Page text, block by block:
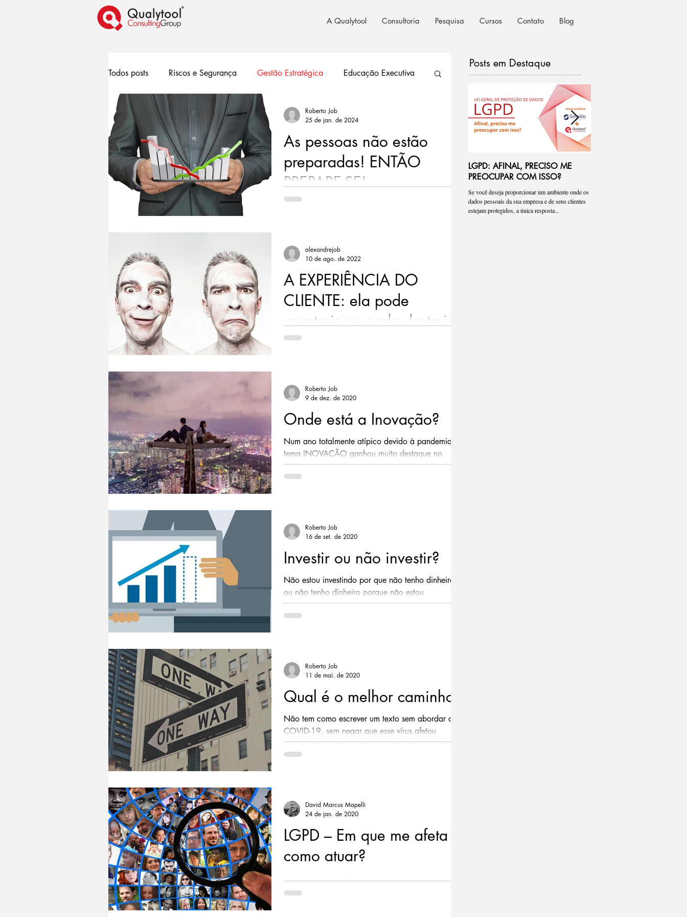
A Qualytool Consultoria Pesquisa Cursos Contato Blog
Todos posts Riscos e Segurança Gestão Estratégica Educação Executiva
Compliance Pesquisa Educação Executiva Análise de Dados
Gestão de Pessoas Tecnologia
As pessoas não estão
preparadas! ENTÃO
PREPARE-SE!
Já estamos num processo de evolução muito
Roberto Job
25 de jan. de 2024
A EXPERIÊNCIA DO
CLIENTE: ela pode
construir ou pode destruir
As experiências profissionais têm me mostrado uma
alexandrejob
10 de ago. de 2022
Onde está a Inovação?
Num ano totalmente atípico devido à pandemia, o
tema INOVAÇÃO ganhou muito destaque no
cenário das companhias brasileiras. A disrupção...
Roberto Job
9 de dez. de 2020
Investir ou não investir?
Não estou investindo por que não tenho dinheiro
ou não tenho dinheiro porque não estou
investindo?
Roberto Job
16 de set. de 2020
Qual é o melhor caminho?
Não tem como escrever um texto sem abordar o
COVID-19, sem negar que esse vírus afetou
mundialmente as empresas, principalmente
quando...
Roberto Job
11 de mai. de 2020
LGPD – Em que me afeta e
como atuar?
A LGPD – Lei Geral de Proteção de Dados
Pessoais vem trazendo dor de cabeça a
David Marcus Mapelli
24 de jan. de 2020
Posts em Destaque
LGPD: AFINAL, PRECISO ME
PREOCUPAR COM ISSO?
Se você deseja proporcionar um ambiente onde os
dados pessoais da sua empresa e de seus clientes
estejam protegidos, a única resposta...